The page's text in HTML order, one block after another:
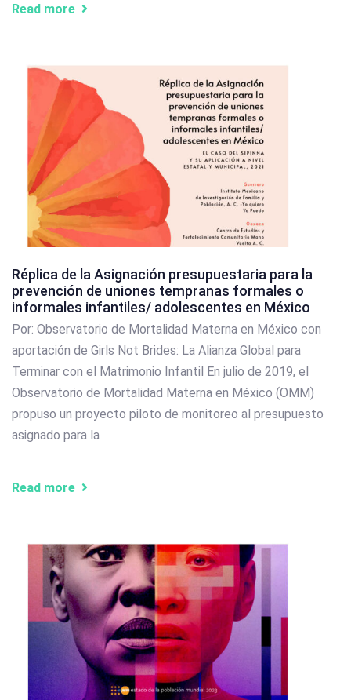
Read more
Réplica de la Asignación presupuestaria para la
prevención de uniones tempranas formales o
informales infantiles/ adolescentes en México
Por: Observatorio de Mortalidad Materna en México con
aportación de Girls Not Brides: La Alianza Global para
Terminar con el Matrimonio Infantil En julio de 2019, el
Observatorio de Mortalidad Materna en México (OMM)
propuso un proyecto piloto de monitoreo al presupuesto
asignado para la
Read more